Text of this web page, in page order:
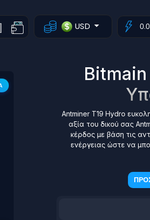
USD
Antminer T19 Hydro
αξία του δικού σας
κέρδος με βάση τις
ενέργειας ώστε να